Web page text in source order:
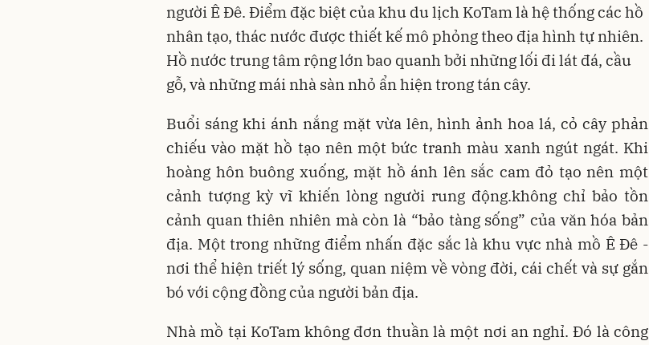
người Ê Đê. Điểm đặc biệt của khu du lịch KoTam là hệ thống các hồ
nhân tạo, thác nước được thiết kế mô phỏng theo địa hình tự nhiên.
Hồ nước trung tâm rộng lớn bao quanh bởi những lối đi lát đá, cầu
gỗ, và những mái nhà sàn nhỏ ẩn hiện trong tán cây.
Buổi sáng khi ánh nắng mặt vừa lên, hình ảnh hoa lá, cỏ cây phản
chiếu vào mặt hồ tạo nên một bức tranh màu xanh ngút ngát. Khi
hoàng hôn buông xuống, mặt hồ ánh lên sắc cam đỏ tạo nên một
cảnh tượng kỳ vĩ khiến lòng người rung động.không chỉ bảo tồn
cảnh quan thiên nhiên mà còn là “bảo tàng sống” của văn hóa bản
địa. Một trong những điểm nhấn đặc sắc là khu vực nhà mồ Ê Đê -
nơi thể hiện triết lý sống, quan niệm về vòng đời, cái chết và sự gắn
bó với cộng đồng của người bản địa.
Nhà mồ tại KoTam không đơn thuần là một nơi an nghỉ. Đó là công